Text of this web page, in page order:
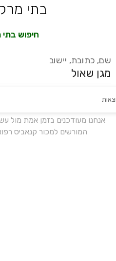
בתי
חיפוש
שם, כתובת, יישוב
אנחנו מעודכנים בזמן אמת מול
המורשים למכור קנאביס